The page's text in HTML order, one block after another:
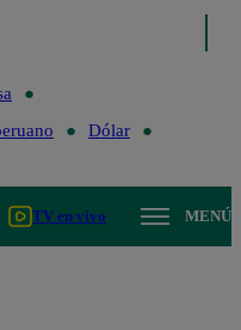
Dólar
TV en vivo MENÚ